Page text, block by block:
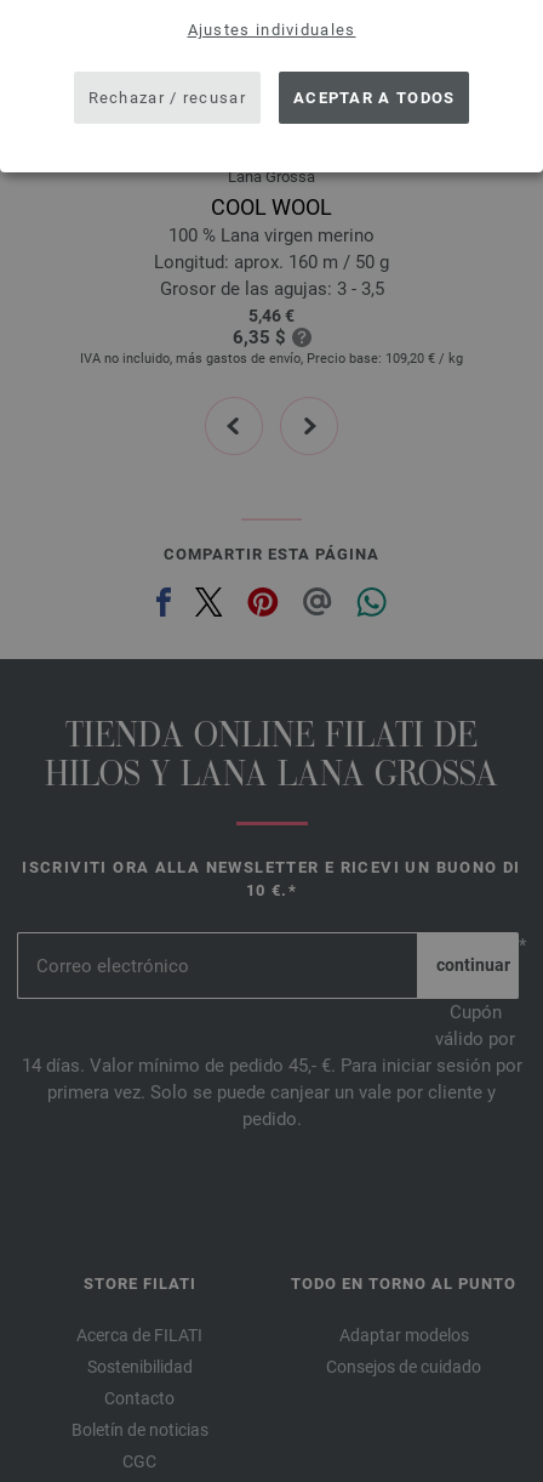
Ajustes individuales
Rechazar / recusar ACEPTAR A TODOS
Lana Grossa
COOL WOOL
100 % Lana virgen merino
Longitud: aprox. 160 m / 50 g
Grosor de las agujas: 3 - 3,5
5,46 €
6,35 $
IVA no incluido, más gastos de envío, Precio base: 109,20 € / kg
prev next
COMPARTIR ESTA PÁGINA
TIENDA ONLINE FILATI DE
HILOS Y LANA LANA GROSSA
ISCRIVITI ORA ALLA NEWSLETTER E RICEVI UN BUONO DI
10 €.*
*
Cupón
válido por
14 días. Valor mínimo de pedido 45,- €. Para iniciar sesión por
primera vez. Solo se puede canjear un vale por cliente y
pedido.
STORE FILATI
Acerca de FILATI
Sostenibilidad
Contacto
Boletín de noticias
CGC
TODO EN TORNO AL PUNTO
Adaptar modelos
Consejos de cuidado